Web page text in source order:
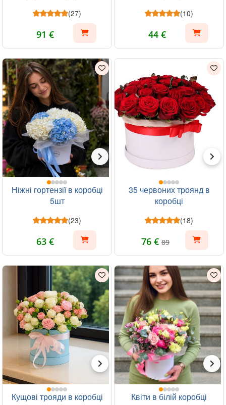
(27)
91 €
(10)
44 €
Ніжні гортензії в коробці
5шт
(23)
63 €
35 червоних троянд в
коробці
(18)
76 € 89
Кущові трояди в коробці
Квіти в білій коробці